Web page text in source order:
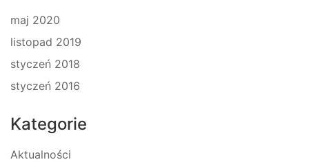
maj 2020
listopad 2019
styczeń 2018
styczeń 2016
Kategorie
Aktualności